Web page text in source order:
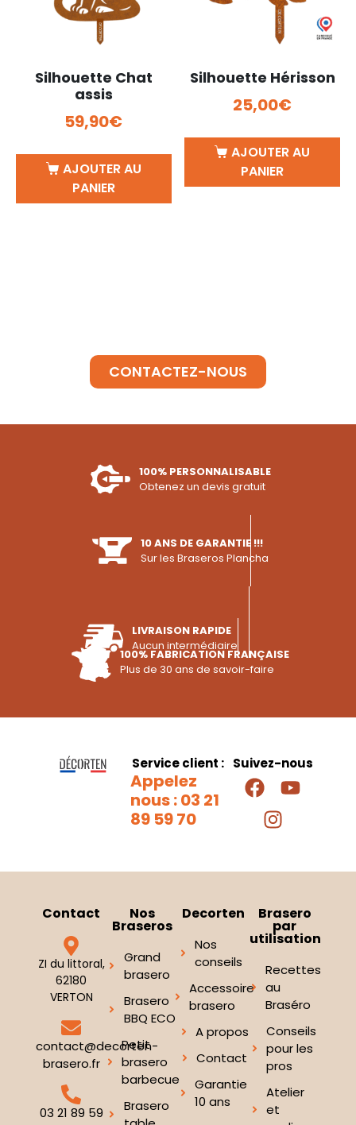
Silhouette Chat
assis
59,90€
AJOUTER AU
PANIER
Silhouette Hérisson
25,00€
AJOUTER AU
PANIER
CONTACTEZ-NOUS
100% PERSONNALISABLE
Obtenez un devis gratuit
10 ANS DE GARANTIE !!!
Sur les Braseros Plancha
LIVRAISON RAPIDE
Aucun intermédiaire
100% FABRICATION FRANÇAISE
Plus de 30 ans de savoir-faire
Service client :
Appelez
nous : 03 21
89 59 70
Suivez-nous
Contact
ZI du littoral,
62180
VERTON
contact@decorten-
brasero.fr
03 21 89 59
Nos
Braseros
Grand
brasero
Brasero
BBQ ECO
Petit
brasero
barbecue
Brasero
Decorten
Nos
conseils
Accessoire
brasero
A propos
Contact
Garantie
10 ans
Brasero
par
utilisation
Recettes
au
Braséro
Conseils
pour les
pros
Atelier
et